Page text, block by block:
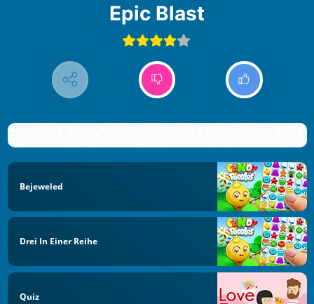
Epic Blast
Bejeweled
Drei In Einer Reihe
Quiz